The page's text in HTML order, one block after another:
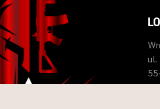
ul.